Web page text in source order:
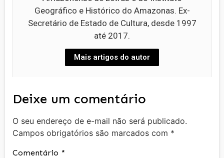
Geográfico e Histórico do Amazonas. Ex-
Secretário de Estado de Cultura, desde 1997
até 2017.
Mais artigos do autor
Deixe um comentário
O seu endereço de e-mail não será publicado.
Campos obrigatórios são marcados com *
Comentário *